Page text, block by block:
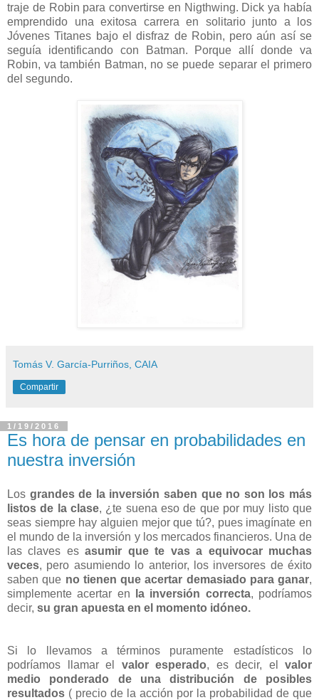
traje de Robin para convertirse en Nigthwing. Dick ya había
emprendido una exitosa carrera en solitario junto a los
Jóvenes Titanes bajo el disfraz de Robin, pero aún así se
seguía identificando con Batman. Porque allí donde va
Robin, va también Batman, no se puede separar el primero
del segundo.
Tomás V. García-Purriños, CAIA
Compartir
1/19/2016
Es hora de pensar en probabilidades en
nuestra inversión
Los grandes de la inversión saben que no son los más
listos de la clase, ¿te suena eso de que por muy listo que
seas siempre hay alguien mejor que tú?, pues imagínate en
el mundo de la inversión y los mercados financieros. Una de
las claves esasumir que te vas a equivocar muchas
veces, pero asumiendo lo anterior, los inversores de éxito
saben que no tienen que acertar demasiado para ganar,
simplemente acertar en
la inversión correcta, podríamos
decir, su gran apuesta en el momento idóneo.
Si lo llevamos a términos puramente estadísticos lo
podríamos llamar el valor esperado, es decir, el valor
medio ponderado de una distribución de posibles
resultados ( precio de la acción por la probabilidad de que